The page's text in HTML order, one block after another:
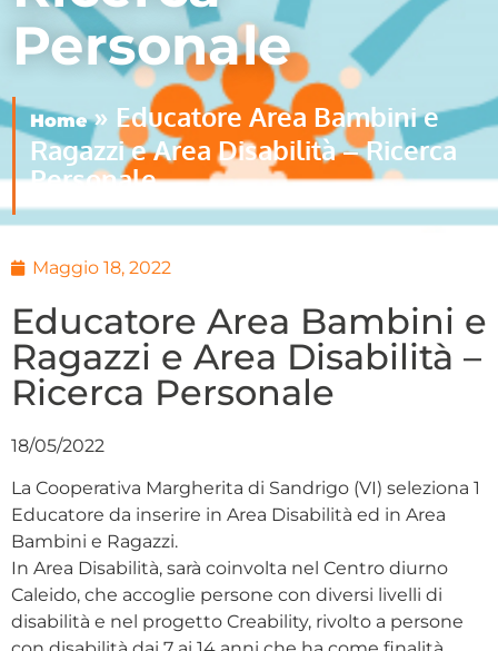
Personale
Home» Educatore Area Bambini e
Ragazzi e Area Disabilità – Ricerca
Personale
Maggio 18, 2022
Educatore Area Bambini e
Ragazzi e Area Disabilità –
Ricerca Personale
18/05/2022
La Cooperativa Margherita di Sandrigo (VI) seleziona 1
Educatore da inserire in Area Disabilità ed in Area
Bambini e Ragazzi.
In Area Disabilità, sarà coinvolta nel Centro diurno
Caleido, che accoglie persone con diversi livelli di
disabilità e nel progetto Creability, rivolto a persone